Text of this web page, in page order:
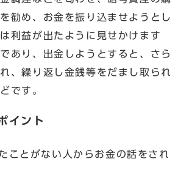
勧め、お金を振り込ませようとし
利益が出たように見せかけます
あり、出金しようとすると、さら
、繰り返し金銭等をだまし取られ
です。
イント
ことがない人からお金の話をされ